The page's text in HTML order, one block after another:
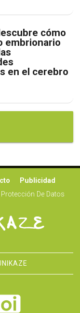
cómo
embrionario
en el cerebro
Publicidad
Protección De Datos